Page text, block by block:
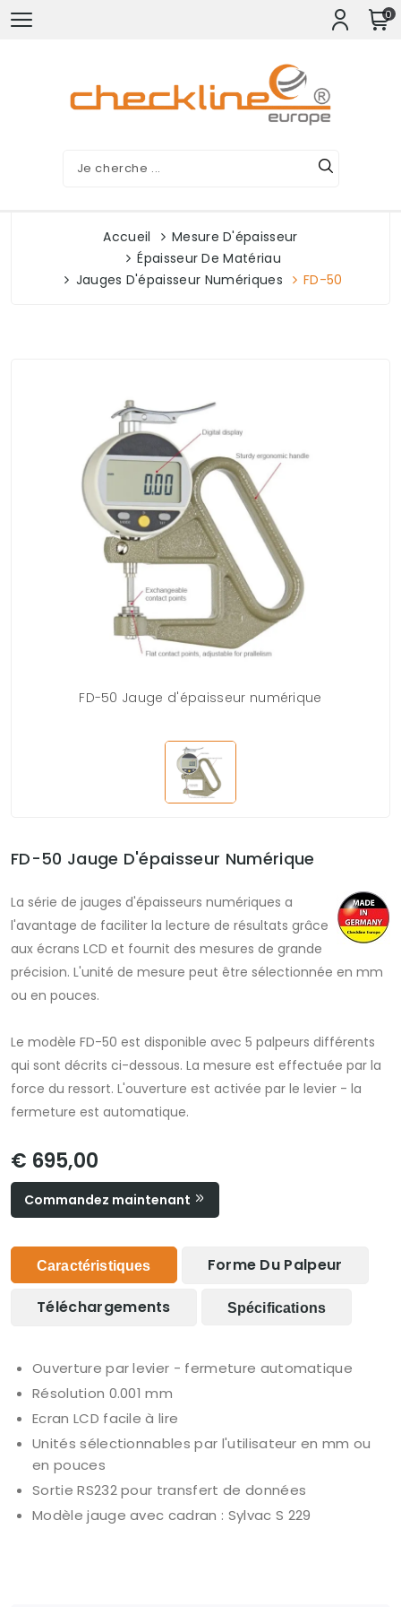
0
Accueil
Mesure D'épaisseur
Épaisseur De Matériau
Jauges D'épaisseur Numériques
FD-50
FD-50 Jauge d'épaisseur numérique
FD-50 Jauge D'épaisseur Numérique
La série de jauges d'épaisseurs numériques a
l'avantage de faciliter la lecture de résultats grâce
aux écrans LCD et fournit des mesures de grande
précision. L'unité de mesure peut être sélectionnée en mm
ou en pouces.
Le modèle FD-50 est disponible avec 5 palpeurs différents
qui sont décrits ci-dessous. La mesure est effectuée par la
force du ressort. L'ouverture est activée par le levier - la
fermeture est automatique.
€ 695,00
Commandez maintenant
Caractéristiques Forme Du Palpeur
Téléchargements Spécifications
Ouverture par levier - fermeture automatique
Résolution 0.001 mm
Ecran LCD facile à lire
Unités sélectionnables par l'utilisateur en mm ou
en pouces
Sortie RS232 pour transfert de données
Modèle jauge avec cadran : Sylvac S 229